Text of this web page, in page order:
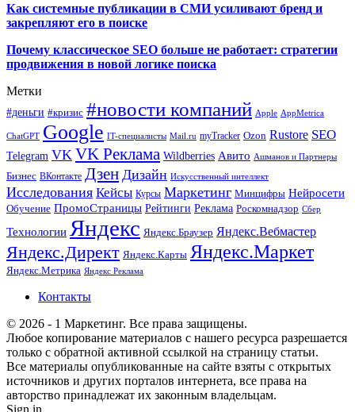
Как системные публикации в СМИ усиливают бренд и
закрепляют его в поиске
Почему классическое SEO больше не работает: стратегии
продвижения в новой логике поиска
Метки
#деньги #кризис #новости компаний Apple AppMetrica
ChatGPT Google IT-специалисты Mail.ru myTracker Ozon Rustore SEO
Telegram VK VK Реклама Wildberries Авито Ашманов и Партнеры
Бизнес ВКонтакте Дзен Дизайн Искусственный интеллект
Исследования Кейсы Курсы Маркетинг Минцифры Нейросети
Обучение ПромоСтраницы Рейтинги Реклама Роскомнадзор Сбер
Технологии Яндекс Яндекс.Браузер Яндекс.Вебмастер
Яндекс.Директ Яндекс.Карты Яндекс.Маркет
Яндекс.Метрика Яндекс Реклама
Контакты
© 2026 - 1 Маркетинг. Все права защищены.
Любое копирование материалов с нашего ресурса разрешается
только с обратной активной ссылкой на страницу статьи.
Все материалы опубликованные на сайте взяты с открытых
источников и других порталов интернета, все права на
авторство принадлежат их законным владельцам.
Sign in